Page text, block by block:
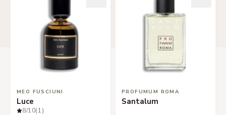
MEO FUSCIUNI
Luce
8/10(1)
PROFUMUM ROMA
Santalum